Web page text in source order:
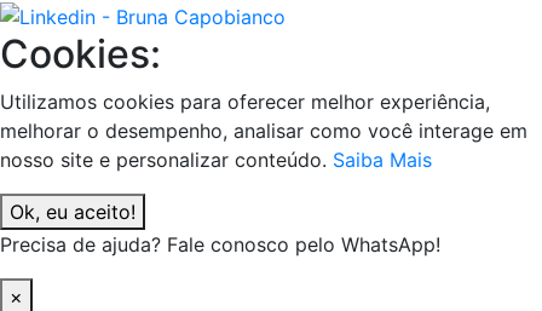
Cookies:
Utilizamos cookies para oferecer melhor experiência,
melhorar o desempenho, analisar como você interage em
nosso site e personalizar conteúdo. Saiba Mais
Ok, eu aceito!
Precisa de ajuda? Fale conosco pelo WhatsApp!
×